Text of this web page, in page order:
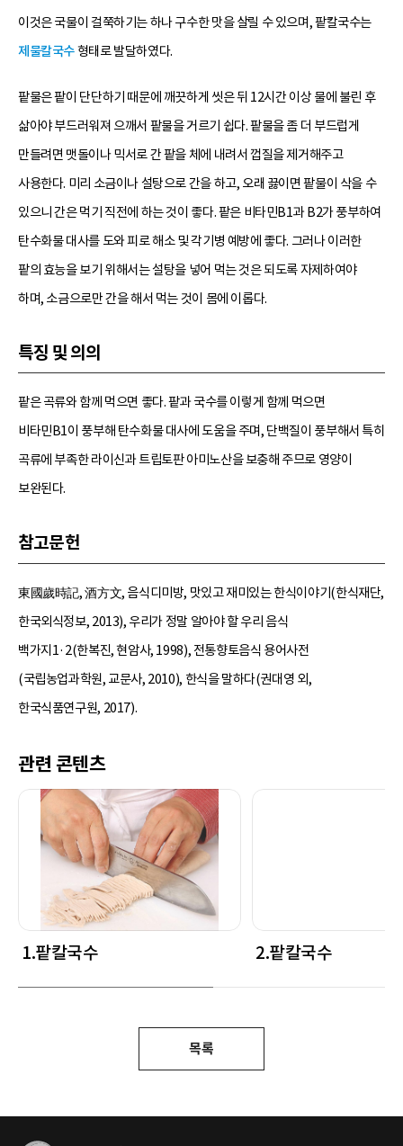
이것은 국물이 걸쭉하기는 하나 구수한 맛을 살릴 수 있으며, 팥칼국수는
제물칼국수형태로 발달하였다.
팥물은 팥이 단단하기 때문에 깨끗하게 씻은 뒤 12시간 이상 물에 불린 후
삶아야 부드러워져 으깨서 팥물을 거르기 쉽다. 팥물을 좀 더 부드럽게
만들려면 맷돌이나 믹서로 간 팥을 체에 내려서 껍질을 제거해주고
사용한다. 미리 소금이나 설탕으로 간을 하고, 오래 끓이면 팥물이 삭을 수
있으니 간은 먹기 직전에 하는 것이 좋다. 팥은 비타민B1과 B2가 풍부하여
탄수화물 대사를 도와 피로 해소 및 각기병 예방에 좋다. 그러나 이러한
팥의 효능을 보기 위해서는 설탕을 넣어 먹는 것은 되도록 자제하여야
하며, 소금으로만 간을 해서 먹는 것이 몸에 이롭다.
특징 및 의의
팥은 곡류와 함께 먹으면 좋다. 팥과 국수를 이렇게 함께 먹으면
비타민B1이 풍부해 탄수화물 대사에 도움을 주며, 단백질이 풍부해서 특히
곡류에 부족한 라이신과 트립토판 아미노산을 보충해 주므로 영양이
보완된다.
참고문헌
東國歲時記, 酒方文, 음식디미방, 맛있고 재미있는 한식이야기(한식재단,
한국외식정보, 2013), 우리가 정말 알아야 할 우리 음식
백가지1·2(한복진, 현암사, 1998), 전통향토음식 용어사전
(국립농업과학원, 교문사, 2010), 한식을 말하다(권대영 외,
한국식품연구원, 2017).
관련 콘텐츠
1.팥칼국수 2.팥칼국수
목록